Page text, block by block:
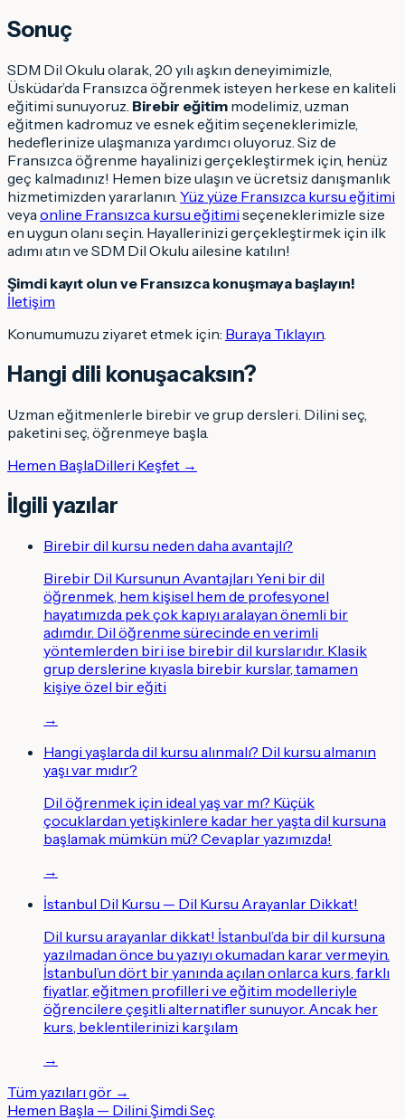
Sonuç
SDM Dil Okulu olarak, 20 yılı aşkın deneyimimizle,
Üsküdar’da Fransızca öğrenmek isteyen herkese en kaliteli
eğitimi sunuyoruz. Birebir eğitim modelimiz, uzman
eğitmen kadromuz ve esnek eğitim seçeneklerimizle,
hedeflerinize ulaşmanıza yardımcı oluyoruz. Siz de
Fransızca öğrenme hayalinizi gerçekleştirmek için, henüz
geç kalmadınız! Hemen bize ulaşın ve ücretsiz danışmanlık
hizmetimizden yararlanın. Yüz yüze Fransızca kursu eğitimi
veyaonline Fransızca kursu eğitimi seçeneklerimizle size
en uygun olanı seçin. Hayallerinizi gerçekleştirmek için ilk
adımı atın ve SDM Dil Okulu ailesine katılın!
Şimdi kayıt olun ve Fransızca konuşmaya başlayın!
İletişim
Konumumuzu ziyaret etmek için: Buraya Tıklayın.
Hangi dili konuşacaksın?
Uzman eğitmenlerle birebir ve grup dersleri. Dilini seç,
paketini seç, öğrenmeye başla.
Hemen BaşlaDilleri Keşfet →
İlgili yazılar
Birebir dil kursu neden daha avantajlı?
Birebir Dil Kursunun Avantajları Yeni bir dil
öğrenmek, hem kişisel hem de profesyonel
hayatımızda pek çok kapıyı aralayan önemli bir
adımdır. Dil öğrenme sürecinde en verimli
yöntemlerden biri ise birebir dil kurslarıdır. Klasik
grup derslerine kıyasla birebir kurslar, tamamen
kişiye özel bir eğiti
→
Hangi yaşlarda dil kursu alınmalı? Dil kursu almanın
yaşı var mıdır?
Dil öğrenmek için ideal yaş var mı? Küçük
çocuklardan yetişkinlere kadar her yaşta dil kursuna
başlamak mümkün mü? Cevaplar yazımızda!
→
İstanbul Dil Kursu — Dil Kursu Arayanlar Dikkat!
Dil kursu arayanlar dikkat! İstanbul’da bir dil kursuna
yazılmadan önce bu yazıyı okumadan karar vermeyin.
İstanbul’un dört bir yanında açılan onlarca kurs, farklı
fiyatlar, eğitmen profilleri ve eğitim modelleriyle
öğrencilere çeşitli alternatifler sunuyor. Ancak her
kurs, beklentilerinizi karşılam
→
Tüm yazıları gör →
Hemen Başla — Dilini Şimdi Seç